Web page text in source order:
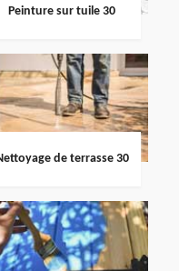
Peinture sur tuile 30
de terrasse 30